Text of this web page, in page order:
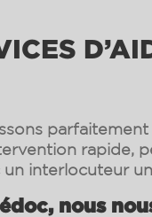
rapide,
un interlocuteur
nous